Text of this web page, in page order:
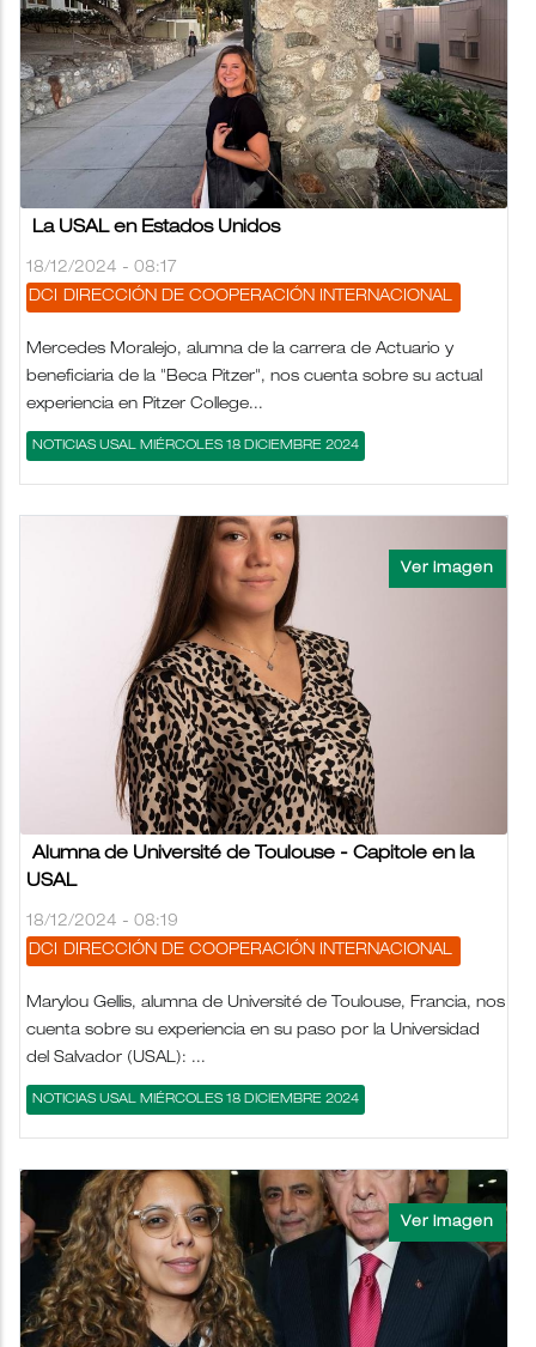
La USAL en Estados Unidos
18/12/2024 - 08:17
DCI DIRECCIÓN DE COOPERACIÓN INTERNACIONAL
Mercedes Moralejo, alumna de la carrera de Actuario y
beneficiaria de la "Beca Pitzer", nos cuenta sobre su actual
experiencia en Pitzer College...
NOTICIAS USAL MIÉRCOLES 18 DICIEMBRE 2024
Alumna de Université de Toulouse - Capitole en la
USAL
18/12/2024 - 08:19
DCI DIRECCIÓN DE COOPERACIÓN INTERNACIONAL
Marylou Gellis, alumna de Université de Toulouse, Francia, nos
cuenta sobre su experiencia en su paso por la Universidad
del Salvador (USAL): ...
NOTICIAS USAL MIÉRCOLES 18 DICIEMBRE 2024